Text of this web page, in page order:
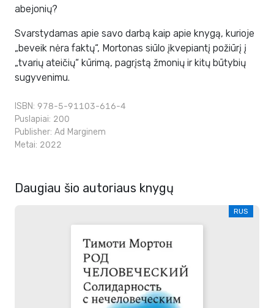
abejonių?
Svarstydamas apie savo darbą kaip apie knygą, kurioje
„beveik nėra faktų“, Mortonas siūlo įkvepiantį požiūrį į
„tvarių ateičių“ kūrimą, pagrįstą žmonių ir kitų būtybių
sugyvenimu.
ISBN: 978-5-91103-616-4
Puslapiai: 200
Publisher: Ad Marginem
Metai: 2022
Daugiau šio autoriaus knygų
RUS